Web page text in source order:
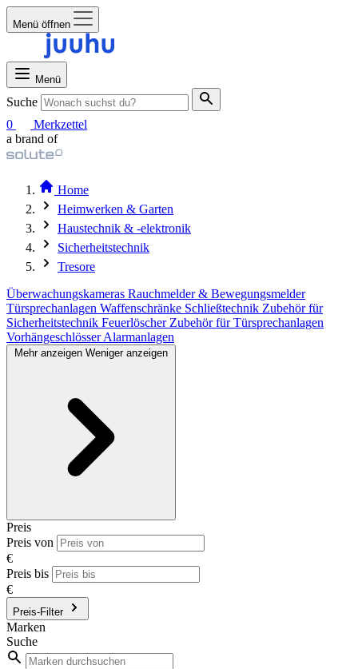
Menü öffnen
Menü
Suche
0
Merkzettel
a brand of
Home
Heimwerken & Garten
Haustechnik & -elektronik
Sicherheitstechnik
Tresore
Überwachungskameras Rauchmelder & Bewegungsmelder
Türsprechanlagen Waffenschränke Schließtechnik Zubehör für
Sicherheitstechnik Feuerlöscher Zubehör für Türsprechanlagen
VorhängeschlösserAlarmanlagen
Mehr anzeigen Weniger anzeigen
Preis
Preis von
€
Preis bis
€
Preis-Filter
Marken
Suche